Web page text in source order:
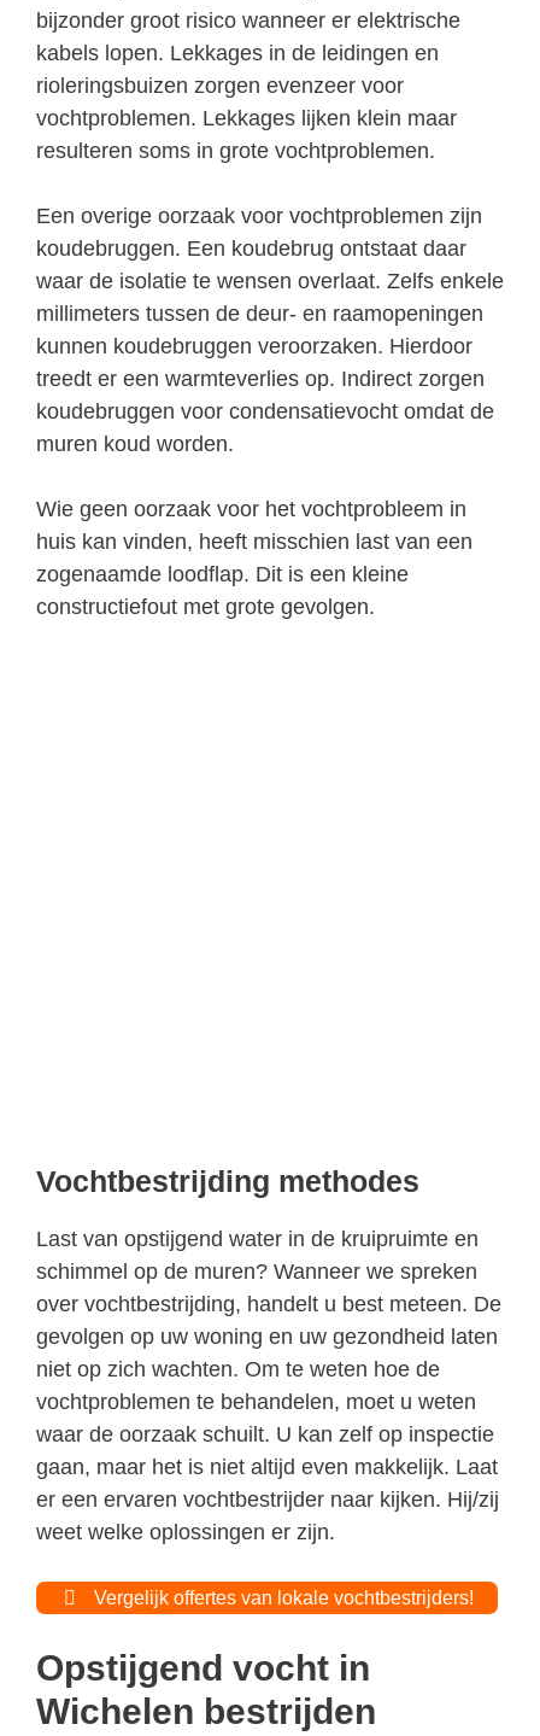
bijzonder groot risico wanneer er elektrische
kabels lopen. Lekkages in de leidingen en
rioleringsbuizen zorgen evenzeer voor
vochtproblemen. Lekkages lijken klein maar
resulteren soms in grote vochtproblemen.
Een overige oorzaak voor vochtproblemen zijn
koudebruggen. Een koudebrug ontstaat daar
waar de isolatie te wensen overlaat. Zelfs enkele
millimeters tussen de deur- en raamopeningen
kunnen koudebruggen veroorzaken. Hierdoor
treedt er een warmteverlies op. Indirect zorgen
koudebruggen voor condensatievocht omdat de
muren koud worden.
Wie geen oorzaak voor het vochtprobleem in
huis kan vinden, heeft misschien last van een
zogenaamde loodflap. Dit is een kleine
constructiefout met grote gevolgen.
Vochtbestrijding methodes
Last van opstijgend water in de kruipruimte en
schimmel op de muren? Wanneer we spreken
over vochtbestrijding, handelt u best meteen. De
gevolgen op uw woning en uw gezondheid laten
niet op zich wachten. Om te weten hoe de
vochtproblemen te behandelen, moet u weten
waar de oorzaak schuilt. U kan zelf op inspectie
gaan, maar het is niet altijd even makkelijk. Laat
er een ervaren vochtbestrijder naar kijken. Hij/zij
weet welke oplossingen er zijn.
Vergelijk offertes van lokale vochtbestrijders!
Opstijgend vocht in
Wichelen bestrijden